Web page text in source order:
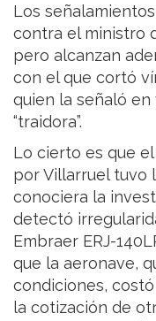
Los
contra el ministro
pero alcanzan
con el que cortó
quien la señaló
“traidora”.
Lo cierto es que
por Villarruel tuvo
conociera la
detectó
Embraer ERJ-
que la aeronave,
condiciones,
la cotización de